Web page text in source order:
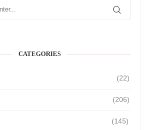
CATEGORIES
(22)
(206)
(145)